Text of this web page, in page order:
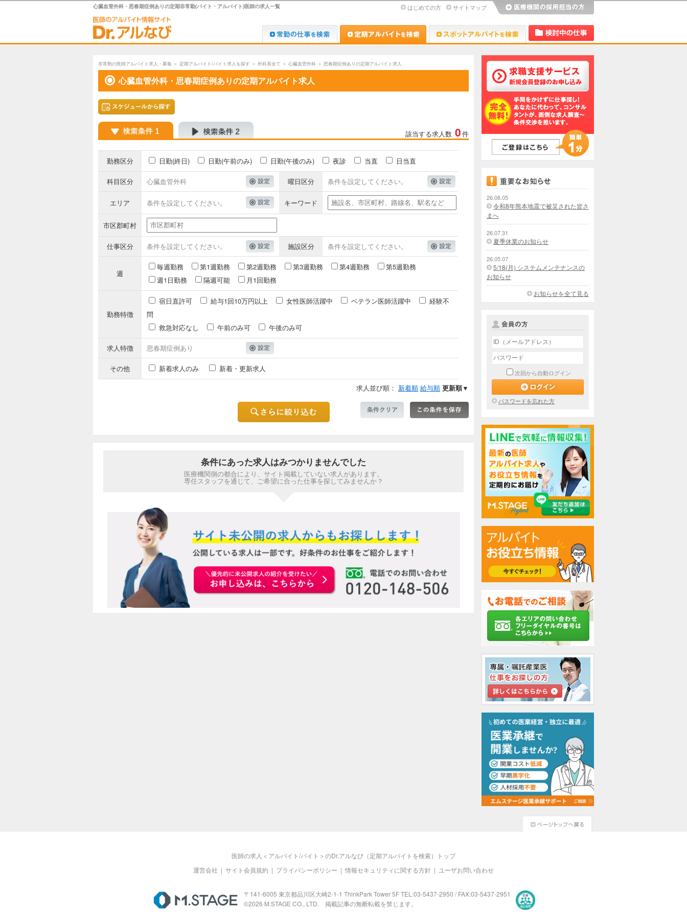
心臓血管外科・思春期症例ありの定期非常勤(バイト・アルバイト)医師の求人一覧 はじめての方 サイトマップ
Dr.転職なび Dr.アルなび Dr.アルなび
非常勤の医師アルバイト求人・募集 ＞ 定期アルバイト/バイト求人を探す ＞ 外科系全て ＞ 心臓血管外科 ＞ 思春期症例ありの定期アルバイト求人
心臓血管外科・思春期症例ありの定期アルバイト求人
該当する求人数 0件
勤務区分 日勤(終日) 日勤(午前のみ) 日勤(午後のみ) 夜診 当直 日当直
科目区分 心臓血管外科 曜日区分 条件を設定してください。
エリア 条件を設定してください。 キーワード
市区郡町村
仕事区分 条件を設定してください。 施設区分 条件を設定してください。
週
毎週勤務 第1週勤務 第2週勤務 第3週勤務 第4週勤務
第5週勤務
週1日勤務
隔週可能 月1回勤務
勤務特徴
宿日直許可 給与1回10万円以上 女性医師活躍中 ベテラン医師活躍中
経験不
問
救急対応なし
午前のみ可 午後のみ可
求人特徴 思春期症例あり
その他 新着求人のみ
新着・更新求人
求人並び順： 新着順 給与順 更新順▼
条件にあった求人はみつかりませんでした
医療機関側の都合により、サイト掲載していない求人があります。
専任スタッフを通じて、ご希望に合った仕事を探してみませんか？
お申込みはこちらから
26.08.05
令和8年熊本地震で被災された皆さ
まへ
26.07.31
夏季休業のお知らせ
26.05.07
5/18(月) システムメンテナンスの
お知らせ
お知らせを全て見る
次回から自動ログイン
パスワードを忘れた方
医師の求人＜アルバイト/バイト＞のDr.アルなび（定期アルバイトを検索）トップ
運営会社 | サイト会員規約 | プライバシーポリシー | 情報セキュリティに関する方針 | ユーザお問い合わせ
M.STAGE
〒141-6005 東京都品川区大崎2-1-1 ThinkPark Tower 5F TEL:03-5437-2950 / FAX:03-5437-2951
©2026 M.STAGE CO., LTD. 掲載記事の無断転載を禁じます。